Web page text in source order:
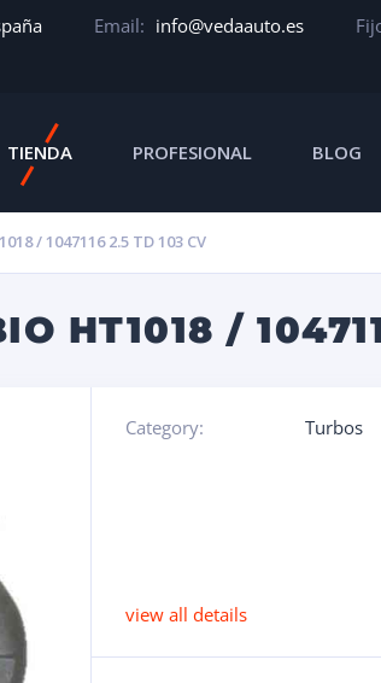
Email: info@vedaauto.es
TIENDA PROFESIONAL BLOG
/ 1047116 2.5 TD 103 CV
HT1018 /
Category: Turbos
view all details